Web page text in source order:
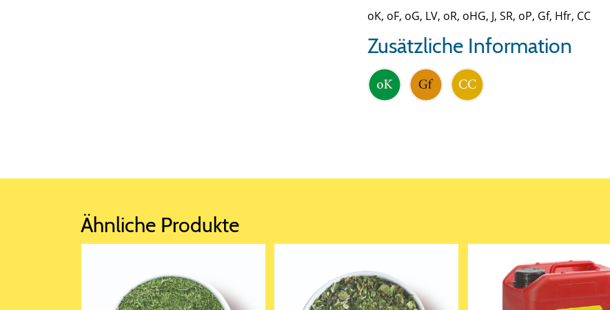
oK, oF, oG, LV, oR, oHG, J, SR, oP, Gf, Hfr, CC
Zusätzliche Information
Ähnliche Produkte